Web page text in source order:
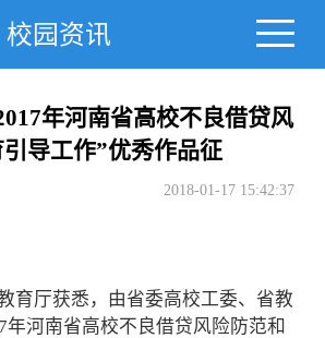
校园资讯
年河南省高校不良借贷风
导工作”优秀作品征
2018-01-17 15:42:37
厅获悉，由省委高校工委、省教
年河南省高校不良借贷风险防范和